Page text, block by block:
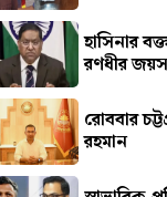
হাসিনার
রণধীর
রোববার
রহমান